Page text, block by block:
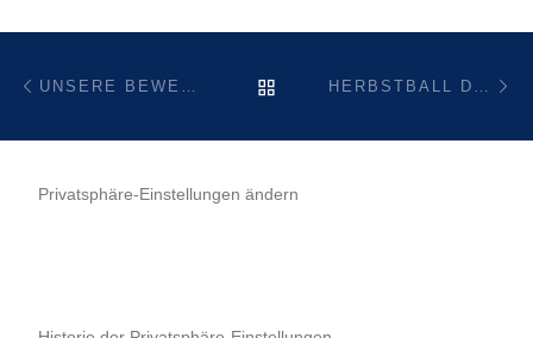
BeitragsnavigationZURÜCK ZUR
Privatsphäre-Einstellungen ändern